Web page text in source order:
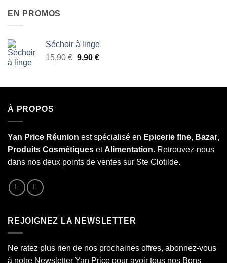
EN PROMOS
Séchoir à linge
15,90€ Le
était :
9,90 €Le
est :
À PROPOS
Yan Price Réunion est spécialisé en Epicerie fine, Bazar,
Produits Cosmétiques etAlimentation. Retrouvez-nous
dans nos deux points de ventes sur Ste Clotilde.
REJOIGNEZ LA NEWSLETTER
Ne ratez plus rien de nos prochaines offres, abonnez-vous
à notre Newsletter Yan Price pour avoir tous nos Bons